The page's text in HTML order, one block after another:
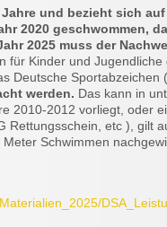
und bezieht sich auf
2020 geschwommen,
2025 muss der
für Kinder und Jugendliche
Deutsche Sportabzeichen
werden. Das kann in
2010-2012 vorliegt, oder
Rettungsschein, etc ), gilt
Schwimmen